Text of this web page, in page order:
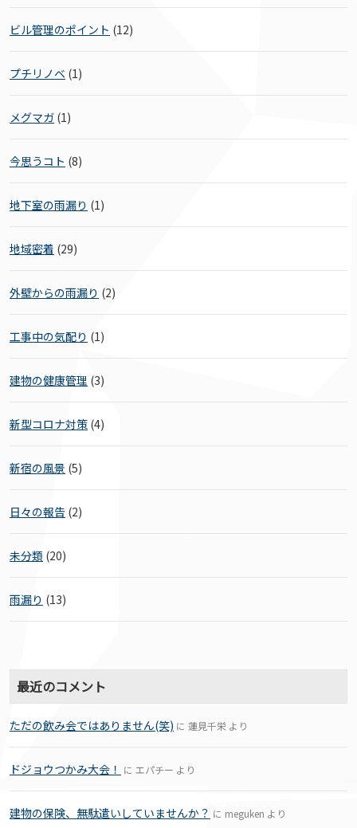
ビル管理のポイント (12)
プチリノベ (1)
メグマガ (1)
今思うコト (8)
地下室の雨漏り (1)
地域密着 (29)
外壁からの雨漏り (2)
工事中の気配り (1)
建物の健康管理 (3)
新型コロナ対策 (4)
新宿の風景 (5)
日々の報告 (2)
未分類 (20)
雨漏り (13)
最近のコメント
ただの飲み会ではありません(笑) に 蓮見千栄 より
ドジョウつかみ大会！ に エパチー より
建物の保険、無駄遣いしていませんか？ に meguken より